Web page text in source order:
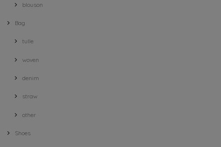
blouson
Bag
tulle
woven
denim
straw
other
Shoes